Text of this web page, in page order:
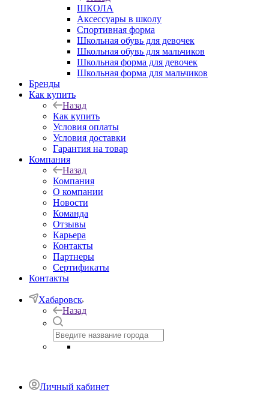
ШКОЛА
Аксессуары в школу
Спортивная форма
Школьная обувь для девочек
Школьная обувь для мальчиков
Школьная форма для девочек
Школьная форма для мальчиков
Бренды
Как купить
Назад
Как купить
Условия оплаты
Условия доставки
Гарантия на товар
Компания
Назад
Компания
О компании
Новости
Команда
Отзывы
Карьера
Контакты
Партнеры
Сертификаты
Контакты
Хабаровск
Назад
Личный кабинет